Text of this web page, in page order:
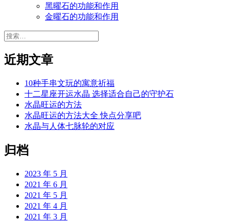
黑曜石的功能和作用
金曜石的功能和作用
搜
近期文章
10种手串文玩的寓意祈福
十二星座开运水晶 选择适合自己的守护石
水晶旺运的方法
水晶旺运的方法大全 快点分享吧
水晶与人体七脉轮的对应
归档
2023 年 5 月
2021 年 6 月
2021 年 5 月
2021 年 4 月
2021 年 3 月